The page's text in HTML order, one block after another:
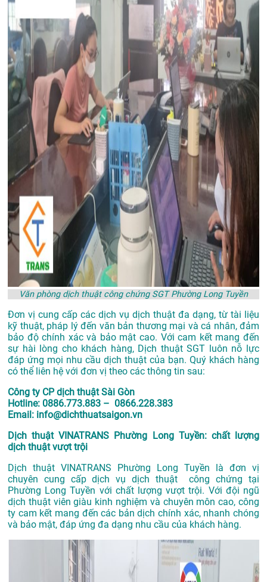
Văn phòng dịch thuật công chứng SGT Phường Long Tuyền
Đơn vị cung cấp các dịch vụ dịch thuật đa dạng, từ tài liệu
kỹ thuật, pháp lý đến văn bản thương mại và cá nhân, đảm
bảo độ chính xác và bảo mật cao. Với cam kết mang đến
sự hài lòng cho khách hàng, Dịch thuật SGT luôn nỗ lực
đáp ứng mọi nhu cầu dịch thuật của bạn. Quý khách hàng
có thể liên hệ với đơn vị theo các thông tin sau:
Công ty CP dịch thuật Sài Gòn
Hotline: 0886.773.883 – 0866.228.383
Email: info@dichthuatsaigon.vn
Dịch thuật VINATRANS Phường Long Tuyền: chất lượng
dịch thuật vượt trội
Dịch thuật VINATRANS Phường Long Tuyền là đơn vị
chuyên cung cấp dịch vụ dịch thuật công chứng tại
Phường Long Tuyền với chất lượng vượt trội. Với đội ngũ
dịch thuật viên giàu kinh nghiệm và chuyên môn cao, công
ty cam kết mang đến các bản dịch chính xác, nhanh chóng
và bảo mật, đáp ứng đa dạng nhu cầu của khách hàng.